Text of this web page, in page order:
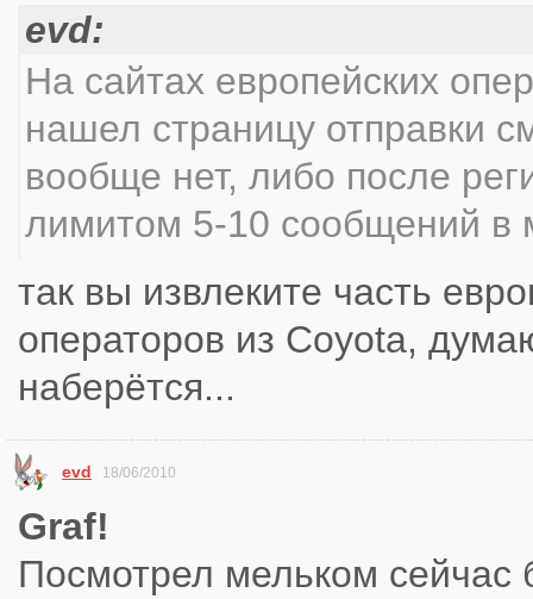
evd:
На сайтах европейских
нашел страницу отправки
вообще нет, либо после
лимитом 5-10 сообщений в
так вы извлеките часть
операторов из Coyota,
наберётся...
evd 18/06/2010
Graf!
Посмотрел мельком сейчас